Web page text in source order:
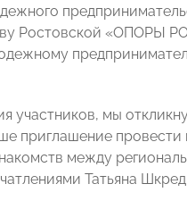
Ростовской «ОПОРЫ
мы
приглашение
между
Татьяна Шкред.